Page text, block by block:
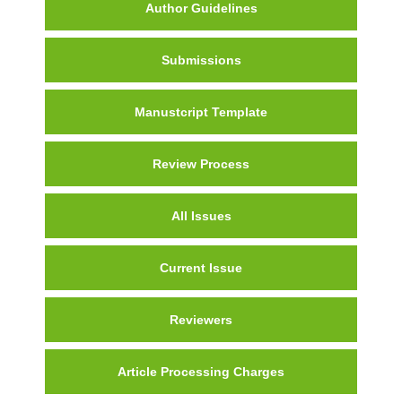
Author Guidelines
Submissions
Manustcript Template
Review Process
All Issues
Current Issue
Reviewers
Article Processing Charges